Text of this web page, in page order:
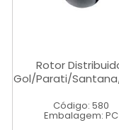
Rotor
Gol/Parati/
Código: 580
Embalagem: PC